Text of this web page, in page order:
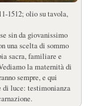
1512; olio su tavola,
sin da giovanissimo
una scelta di sommo
sacra, familiare e
la maternità di
sempre, e qui
di luce: testimonianza